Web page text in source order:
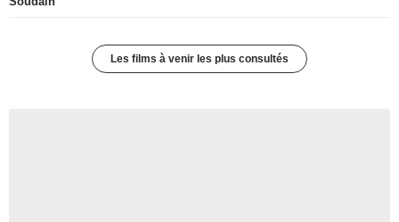
Les films à venir les plus consultés